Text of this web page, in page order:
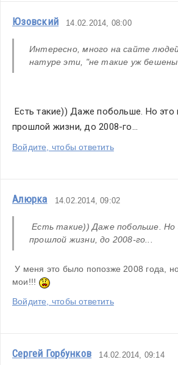
Юзовский 14.02.2014, 08:00
Интересно, много на сайте
натуре эти, "не такие уж
Есть такие)) Даже побольше. Но это
прошлой жизни, до 2008-го...
Войдите, чтобы ответить
Алюрка 14.02.2014, 09:02
Есть такие)) Даже побольше. Но
прошлой жизни, до 2008-го...
У меня это было попозже 2008 года, но блин, они были не
мои!!!
Войдите, чтобы ответить
Сергей Горбунков 14.02.2014, 09:14